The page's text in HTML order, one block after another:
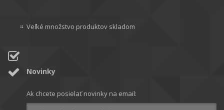
Veľké množstvo produktov skladom
Novinky
Ak chcete posielať novinky na email: